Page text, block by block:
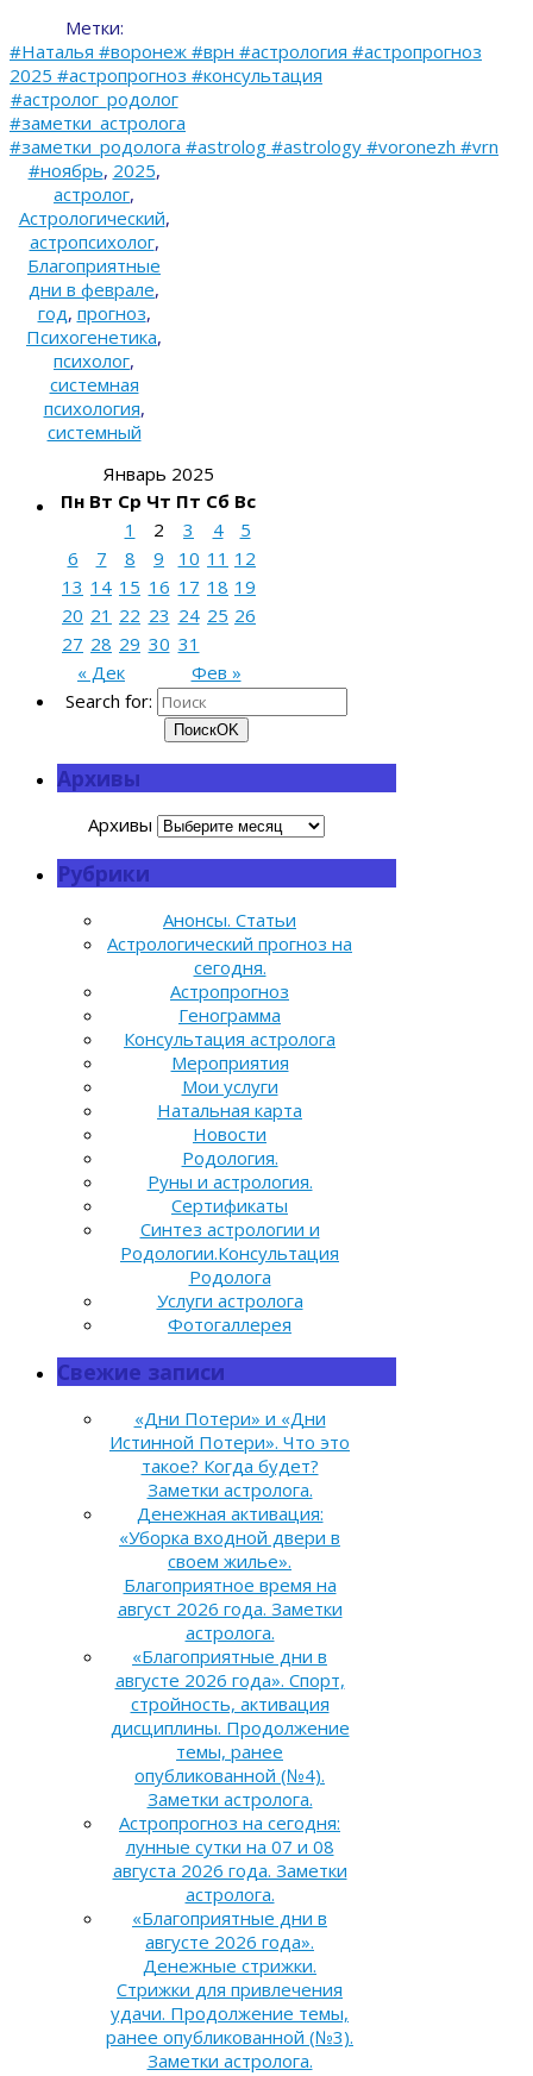
Метки:
#Наталья #воронеж #врн #астрология #астропрогноз
2025 #астропрогноз #консультация
#астролог_родолог
#заметки_астролога
#заметки_родолога #astrolog #astrology #voronezh #vrn
#ноябрь, 2025,
астролог,
Астрологический,
астропсихолог,
Благоприятные
дни в феврале,
год, прогноз,
Психогенетика,
психолог,
системная
психология,
системный
Январь 2025
Пн Вт Ср Чт Пт Сб Вс
« Дек Фев »
1 2 3 4
5
6
7 8 9 10 11 12
13 14 15 16 17 18 19
20 21 22 23 24 25 26
27 28 29 30 31
Search for:
ПоискOK
Архивы
Архивы
Рубрики
Анонсы. Статьи
Астрологический прогноз на
сегодня.
Астропрогноз
Генограмма
Консультация астролога
Мероприятия
Мои услуги
Натальная карта
Новости
Родология.
Руны и астрология.
Сертификаты
Синтез астрологии и
Родологии.Консультация
Родолога
Услуги астролога
Фотогаллерея
Свежие записи
«Дни Потери» и «Дни
Истинной Потери». Что это
такое? Когда будет?
Заметки астролога.
Денежная активация:
«Уборка входной двери в
своем жилье».
Благоприятное время на
август 2026 года. Заметки
астролога.
«Благоприятные дни в
августе 2026 года». Спорт,
стройность, активация
дисциплины. Продолжение
темы, ранее
опубликованной (№4).
Заметки астролога.
Астропрогноз на сегодня:
лунные сутки на 07 и 08
августа 2026 года. Заметки
астролога.
«Благоприятные дни в
августе 2026 года».
Денежные стрижки.
Стрижки для привлечения
удачи. Продолжение темы,
ранее опубликованной (№3).
Заметки астролога.